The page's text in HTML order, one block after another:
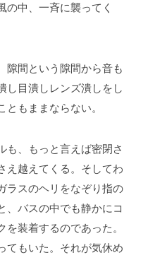
の中、一斉に襲ってく
隙間という隙間から音も
し目潰しレンズ潰しをし
もままならない。
も、もっと言えば密閉さ
え越えてくる。そしてわ
ラスのヘリをなぞり指の
、バスの中でも静かにコ
を装着するのであった。
てもいた。それが気休め